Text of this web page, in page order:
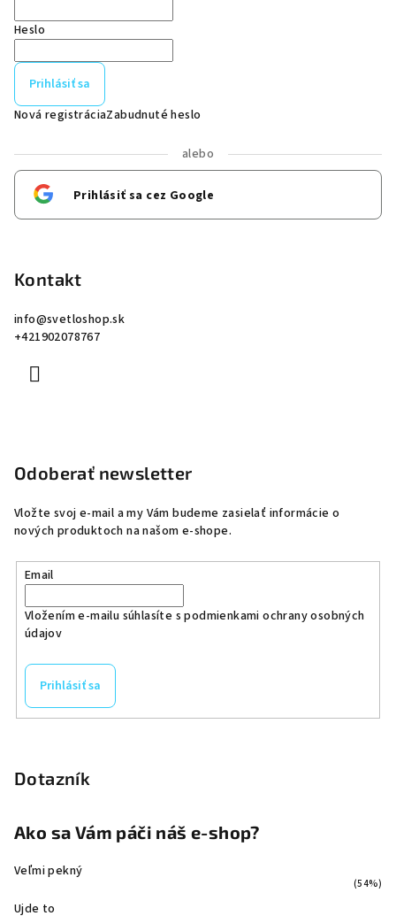
Heslo
Prihlásiť sa
Nová registráciaZabudnuté heslo
alebo
Prihlásiť sa cez Google
Kontakt
info@svetloshop.sk
+421902078767
Odoberať newsletter
Vložte svoj e-mail a my Vám budeme zasielať informácie o
nových produktoch na našom e-shope.
Email
Vložením e-mailu súhlasíte spodmienkami ochrany osobných
údajov
Prihlásiť sa
Dotazník
Ako sa Vám páči náš e-shop?
Veľmi pekný
(54%)
Ujde to